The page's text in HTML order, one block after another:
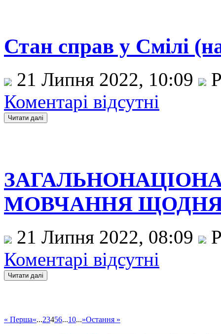
Стан справ у Смілі
21 Липня 2022, 10:09
Коментарі відсутні
МОВЧАННЯ ЩОДНЯ
21 Липня 2022, 08:09
Коментарі відсутні
« Перша«...23456...10...»Остання »